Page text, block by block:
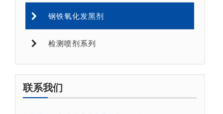
钢铁氧化发黑剂
检测喷剂系列
联系我们